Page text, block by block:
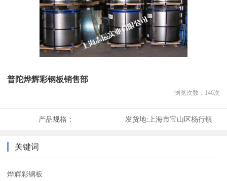
普陀烨辉彩钢板销售部
浏览次数： 146次
产品规格： 发货地: 上海市宝山区杨行镇
关键词
烨辉彩钢板